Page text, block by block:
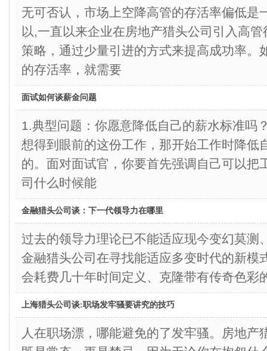
无可否认，市场上空降高管的存活率偏低是
以,一直以来企业在房地产猎头公司引入高
策略，通过少量引进的方式来提高成功率。
的存活率，就需要
面试如何谈薪金问题
1.典型问题：你愿意降低自己的薪水标准吗
想得到眼前的这份工作，那开始工作时降低
的。面对面试官，你要首先强调自己可以把
司什么时候能
金融猎头公司谈：下一代领导力在哪里
过去的领导力理论已不能适应现今变幻莫测
金融猎头公司在寻找能适应多变时代的新模
会耗费几十年时间定义、克隆带有传奇色彩
上海猎头公司谈:职场发牢骚要讲究的技巧
人在职场漂，哪能避免的了发牢骚。房地产